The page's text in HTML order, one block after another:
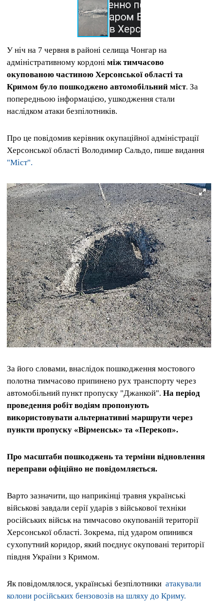
У ніч на 7 червня в районі селища Чонгар на
адміністративному кордоні між тимчасово
окупованою частиною Херсонської області та
Кримом було пошкоджено автомобільний міст. За
попередньою інформацією, ушкодження стали
наслідком атаки безпілотників.
Про це повідомив керівник окупаційної адміністрації
Херсонської області Володимир Сальдо, пише видання
"Міст".
За його словами, внаслідок пошкодження мостового
полотна тимчасово припинено рух транспорту через
автомобільний пункт пропуску "Джанкой". На період
проведення робіт водіям пропонують
використовувати альтернативні маршрути через
пункти пропуску «Вірменськ» та «Перекоп».
Про масштаби пошкоджень та терміни відновлення
переправи офіційно не повідомляється.
Варто зазначити, що наприкінці травня українські
військові завдали серії ударів з військової техніки
російських військ на тимчасово окупованій території
Херсонської області. Зокрема, під ударом опинився
сухопутний коридор, який поєднує окуповані території
півдня України з Кримом.
Як повідомлялося, українські безпілотники атакували
колони російських бензовозів на шляху до Криму.